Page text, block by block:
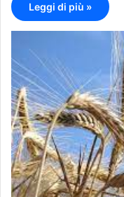
Leggi di più »